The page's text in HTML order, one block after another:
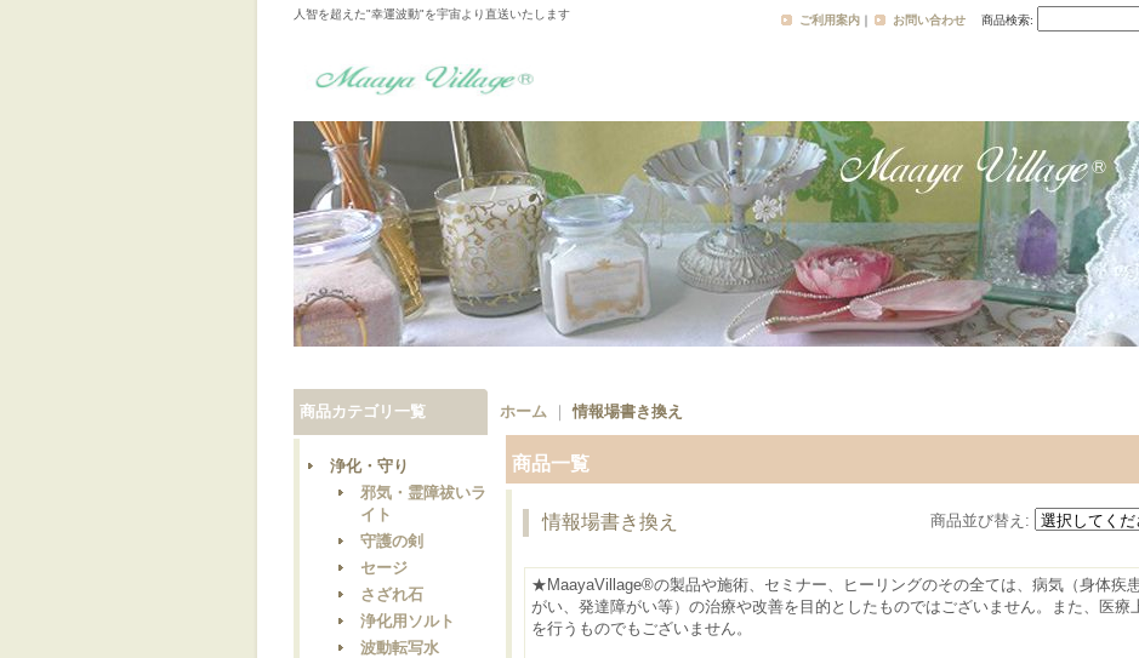
人智を超えた"幸運波動"を宇宙より直送いたします ご利用案内 ｜ お問い合わせ 商品検索:
商品カテゴリ一覧
浄化・守り
邪気・霊障祓いラ
イト
守護の剣
セージ
さざれ石
浄化用ソルト
波動転写水
ホーム ｜情報場書き換え
商品一覧
情報場書き換え 商品並び替え :
★MaayaVillage®の製品や施術、セミナー、ヒーリングのその全ては、病気（身体疾
がい、発達障がい等）の治療や改善を目的としたものではございません。また、医療
を行うものでもございません。